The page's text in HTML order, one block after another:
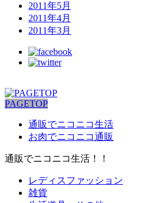
2011年5月
2011年4月
2011年3月
PAGETOP
通販でニコニコ生活
お肉でニコニコ通販
通販でニコニコ生活！！
レディスファッション
雑貨